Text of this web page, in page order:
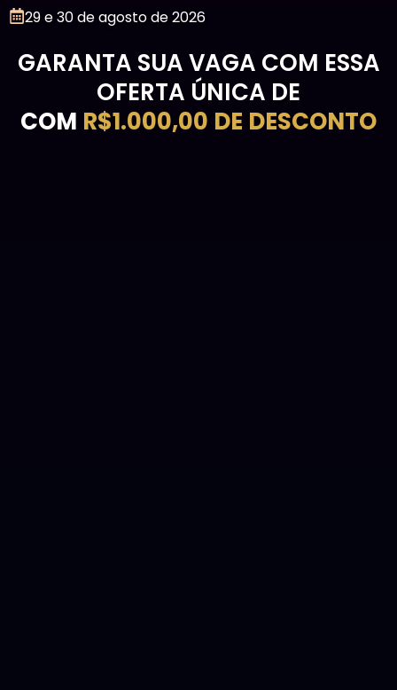
29 e 30 de agosto de 2026
GARANTA SUA VAGA COM ESSA
OFERTA ÚNICA DE
COM R$1.000,00 DE DESCONTO